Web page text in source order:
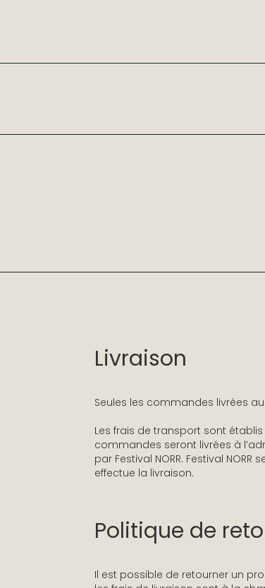
Livraison
Seules les commandes livrées
Les frais de transport sont
commandes seront livrées à
par Festival NORR. Festival
effectue la livraison.
Politique de
Il est possible de retourner un